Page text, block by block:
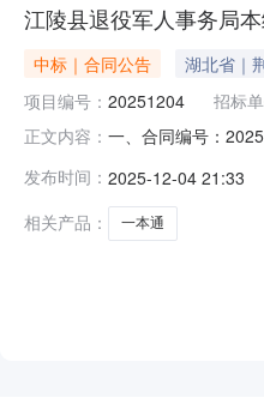
江陵县退役军人事务局
中标｜合同公告 湖北省｜
项目编号： 20251204 招标
正文内容： 一、合同编号：
要标的名称：一本
发布时间： 2025-12-04 21:33
相关产品：
一本通